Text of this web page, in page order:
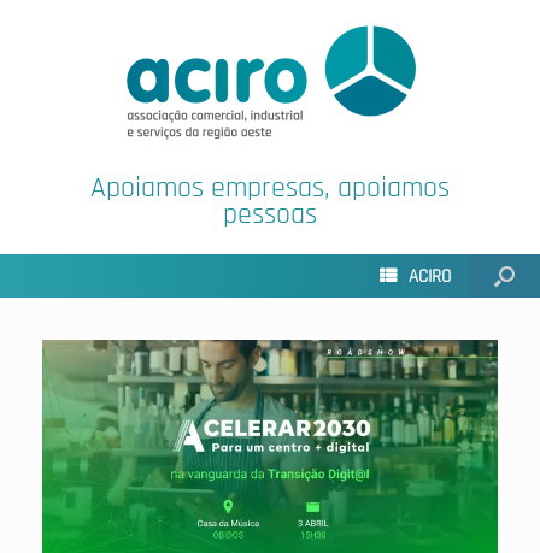
Apoiamos empresas, apoiamos
pessoas
ACIRO